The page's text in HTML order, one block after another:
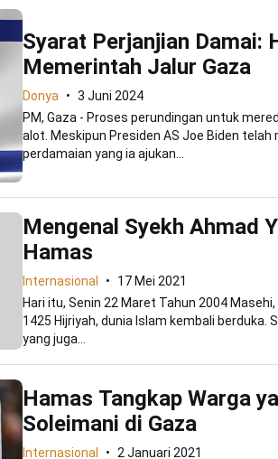
Syarat Perjanjian Damai:
Memerintah Jalur Gaza
Donya
3 Juni 2024
PM, Gaza - Proses perundingan untuk
alot. Meskipun Presiden AS Joe Biden telah
perdamaian yang ia ajukan...
Mengenal Syekh Ahmad
Hamas
Internasional
17 Mei 2021
Hari itu, Senin 22 Maret Tahun 2004
1425 Hijriyah, dunia Islam kembali berduka.
yang juga...
Hamas Tangkap Warga
Soleimani di Gaza
Internasional
2 Januari 2021